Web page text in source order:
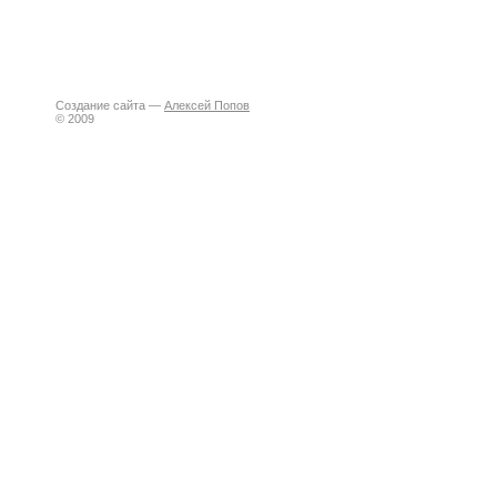
Создание сайта — Алексей Попов
© 2009